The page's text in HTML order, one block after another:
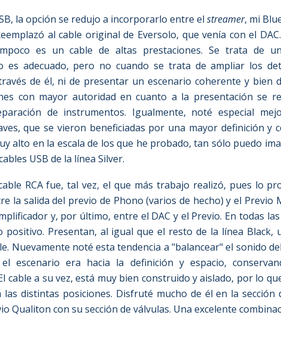
la opción se redujo a incorporarlo entre el streamer, mi
al cable original de Eversolo, que venía con el
es un cable de altas prestaciones. Se trata de
es adecuado, pero no cuando se trata de ampliar los
de él, ni de presentar un escenario coherente y bien
con mayor autoridad en cuanto a la presentación se
de instrumentos. Igualmente, noté especial
que se vieron beneficiadas por una mayor definición y
alto en la escala de los que he probado, tan sólo puedo
USB de la línea Silver.
RCA fue, tal vez, el que más trabajo realizó, pues lo
la salida del previo de Phono (varios de hecho) y el Previo
y, por último, entre el DAC y el Previo. En todas
positivo. Presentan, al igual que el resto de la línea Black,
Nuevamente noté esta tendencia a "balancear" el sonido
escenario era hacia la definición y espacio,
cable a su vez, está muy bien construido y aislado, por lo
distintas posiciones. Disfruté mucho de él en la
Qualiton con su sección de válvulas. Una excelente